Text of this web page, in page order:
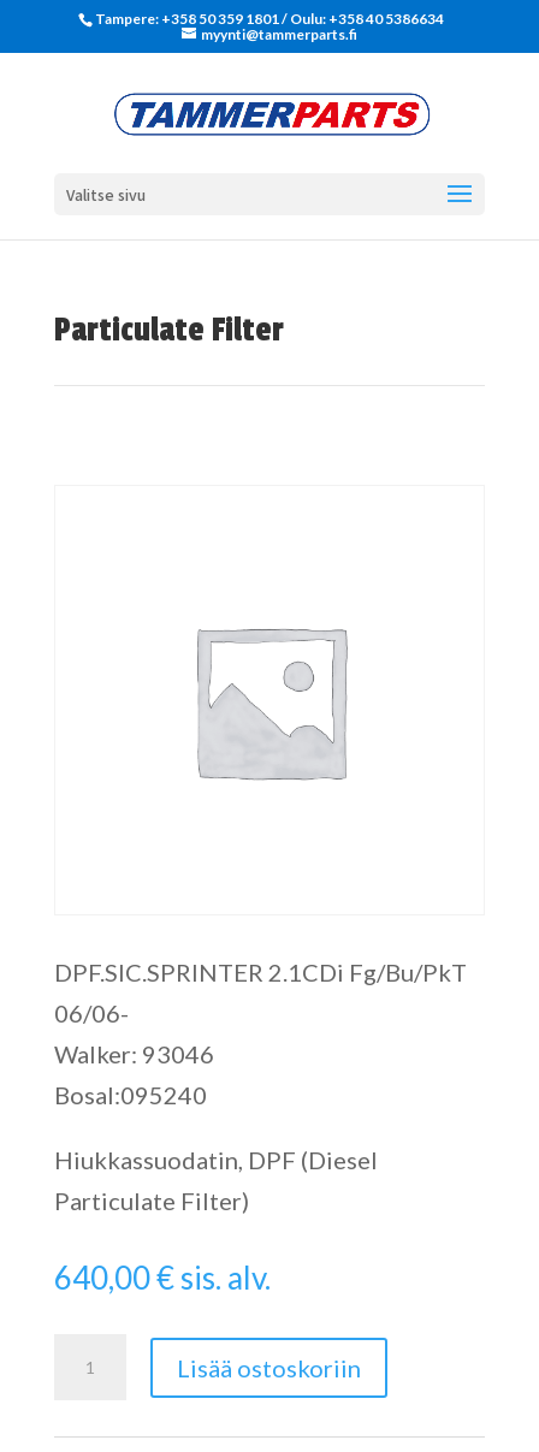
Tampere: +358 50 359 1801‬ / Oulu: +358 40 5386634
myynti@tammerparts.fi
Valitse sivu
Particulate Filter
DPF.SIC.SPRINTER 2.1CDi Fg/Bu/PkT
06/06-
Walker: 93046
Bosal:095240
Hiukkassuodatin, DPF (Diesel
Particulate Filter)
640,00€sis. alv.
määrä
Lisää ostoskoriin